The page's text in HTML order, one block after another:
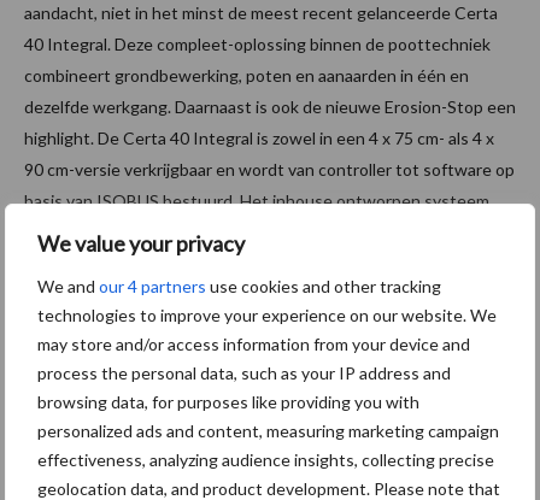
We value your privacy
We and our 4 partners use cookies and other tracking
technologies to improve your experience on our website. We
may store and/or access information from your device and
process the personal data, such as your IP address and
browsing data, for purposes like providing you with
personalized ads and content, measuring marketing campaign
effectiveness, analyzing audience insights, collecting precise
geolocation data, and product development. Please note that
aandacht, niet in het minst de meest recent gelanceerde Certa
40 Integral. Deze compleet-oplossing binnen de poottechniek
combineert grondbewerking, poten en aanaarden in één en
dezelfde werkgang. Daarnaast is ook de nieuwe Erosion-Stop een
highlight. De Certa 40 Integral is zowel in een 4 x 75 cm- als 4 x
90 cm-versie verkrijgbaar en wordt van controller tot software op
basis van ISOBUS bestuurd. Het inhouse ontworpen systeem
kan met een 12-inch Topcon-touchscreen en -joystick